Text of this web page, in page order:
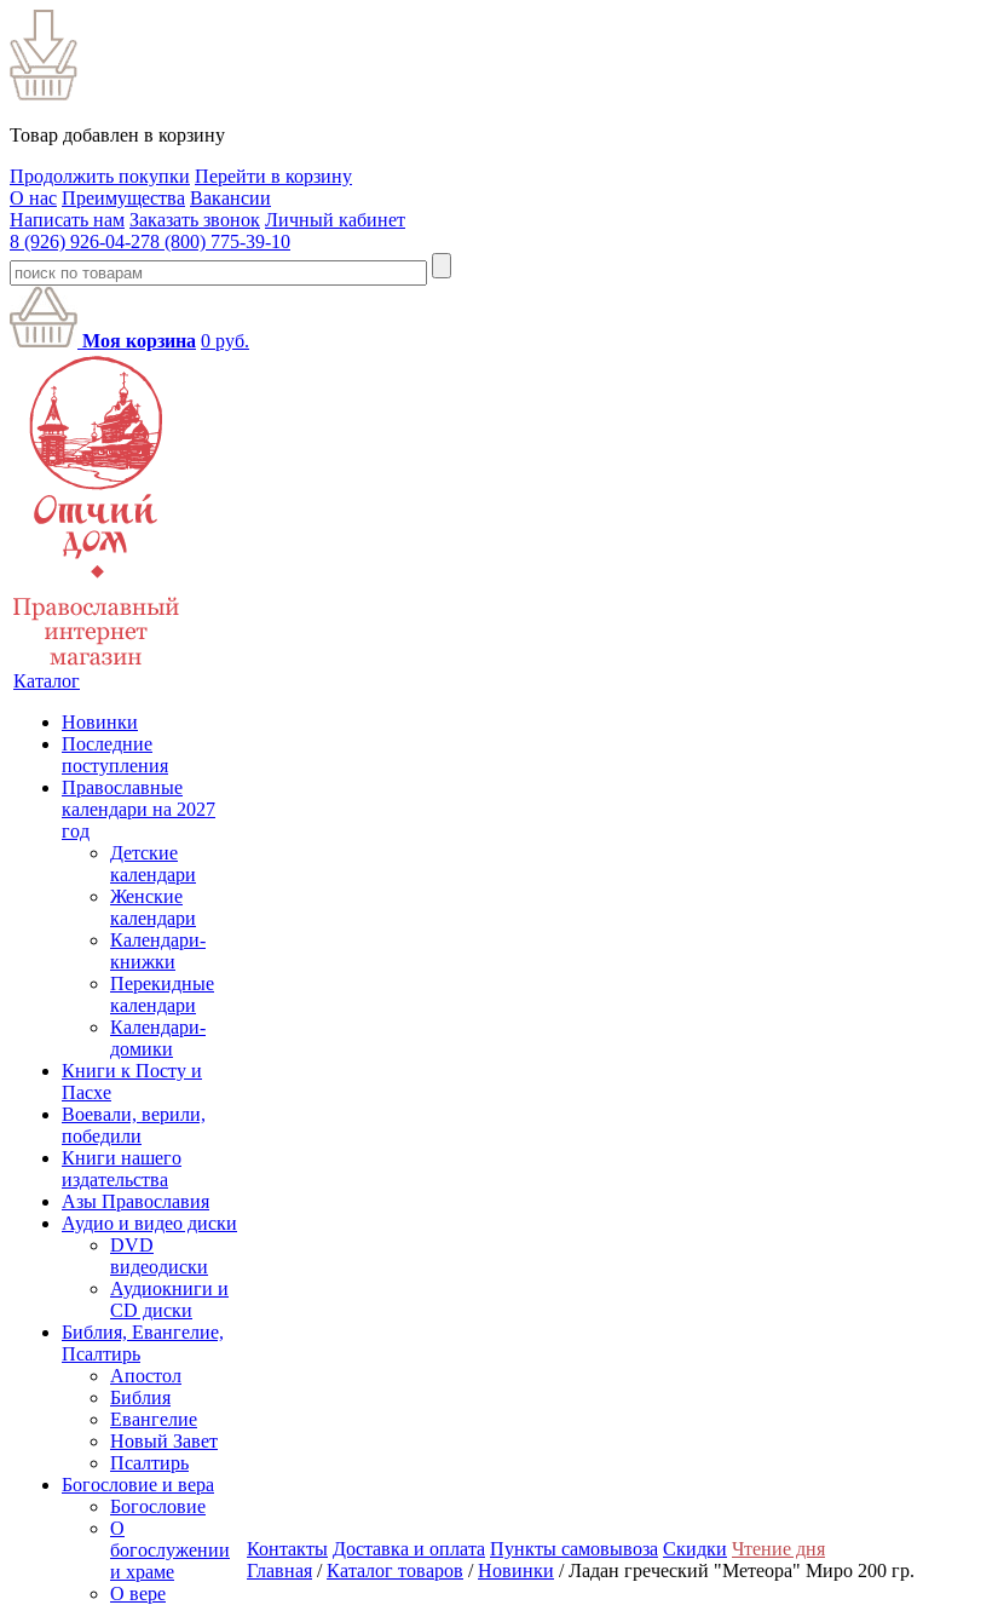
Товар добавлен в корзину
Продолжить покупки Перейти в корзину
О нас Преимущества Вакансии
Написать нам Заказать звонок Личный кабинет
8 (926) 926-04-278 (800) 775-39-10
Моя корзина 0 руб.
Каталог
Новинки
Последние
поступления
Православные
календари на 2027
год
Детские
календари
Женские
календари
Календари-
книжки
Перекидные
календари
Календари-
домики
Книги к Посту и
Пасхе
Воевали, верили,
победили
Книги нашего
издательства
Азы Православия
Аудио и видео диски
DVD
видеодиски
Аудиокниги и
CD диски
Библия, Евангелие,
Псалтирь
Апостол
Библия
Евангелие
Новый Завет
Псалтирь
Богословие и вера
Богословие
О
богослужении
и храме
О вере
Контакты Доставка и оплата Пункты самовывоза Скидки Чтение дня
Главная /Каталог товаров /Новинки / Ладан греческий "Метеора" Миро 200 гр.